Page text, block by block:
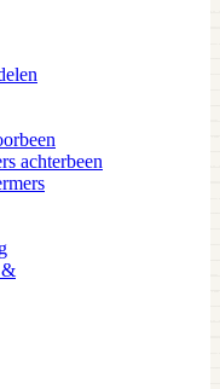
achterbeen
&